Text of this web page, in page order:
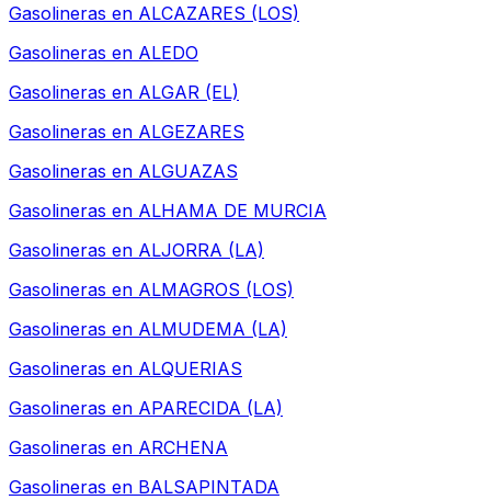
Gasolineras en ALCAZARES (LOS)
Gasolineras en ALEDO
Gasolineras en ALGAR (EL)
Gasolineras en ALGEZARES
Gasolineras en ALGUAZAS
Gasolineras en ALHAMA DE MURCIA
Gasolineras en ALJORRA (LA)
Gasolineras en ALMAGROS (LOS)
Gasolineras en ALMUDEMA (LA)
Gasolineras en ALQUERIAS
Gasolineras en APARECIDA (LA)
Gasolineras en ARCHENA
Gasolineras en BALSAPINTADA